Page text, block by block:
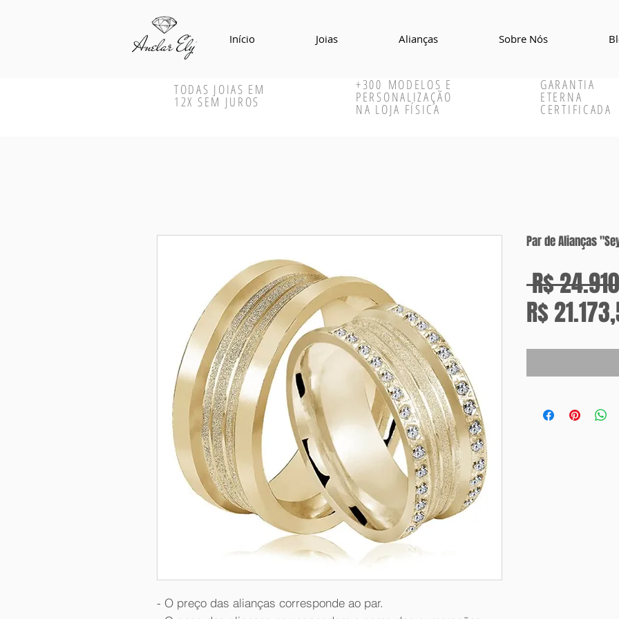
Início Joias Alianças Sobre Nós
TODAS JOIAS EM
12X SEM JUROS
+300 MODELOS E
PERSONALIZAÇÃO
NA LOJA FÍSICA
GARANTIA
ETERNA
CERTIFICADA
- O preço das alianças corresponde ao par.
Par de Alianças
R$
R$